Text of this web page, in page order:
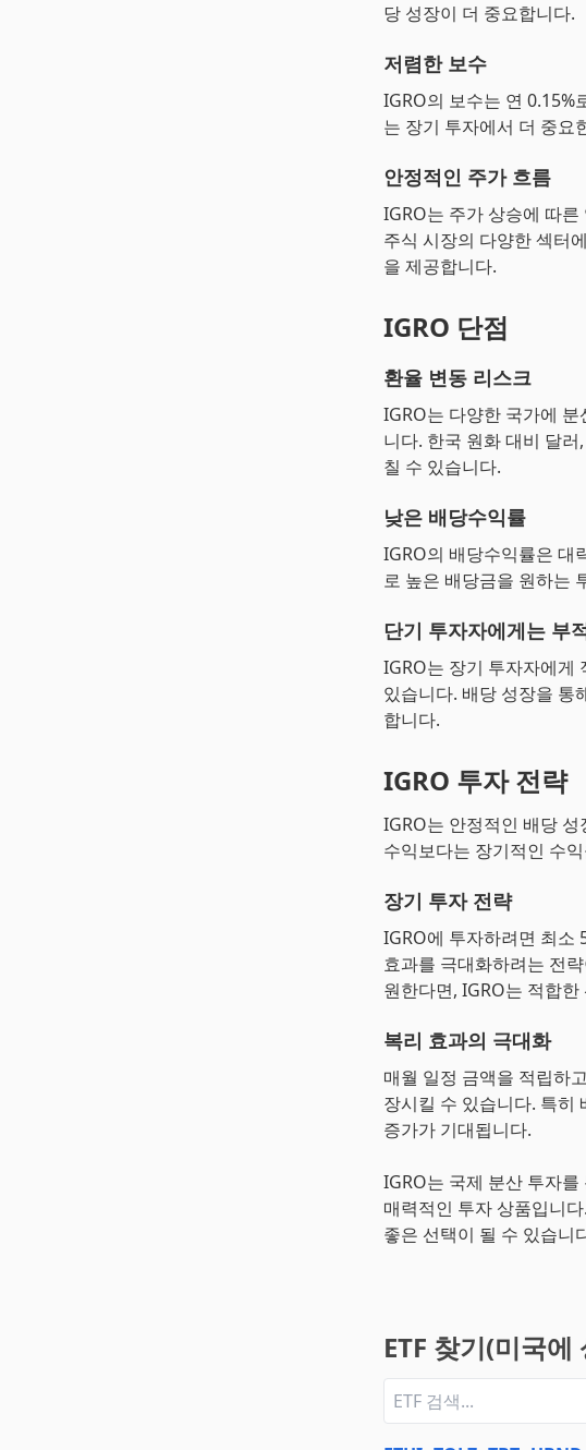
당 성장이 더 중요합니다.
저렴한 보수
IGRO의 보수는 연 0.15%
는 장기 투자에서 더 중요
안정적인 주가 흐름
IGRO는 주가 상승에 따
주식 시장의 다양한 섹터
을 제공합니다.
IGRO 단점
환율 변동 리스크
IGRO는 다양한 국가에
니다. 한국 원화 대비 달
칠 수 있습니다.
낮은 배당수익률
IGRO의 배당수익률은 대
로 높은 배당금을 원하는
단기 투자자에게는 부
IGRO는 장기 투자자에게
있습니다. 배당 성장을 통
합니다.
IGRO 투자 전략
IGRO는 안정적인 배당
수익보다는 장기적인 수
장기 투자 전략
IGRO에 투자하려면 최소
효과를 극대화하려는 전
원한다면, IGRO는 적합
복리 효과의 극대화
매월 일정 금액을 적립하
장시킬 수 있습니다. 특히
증가가 기대됩니다.
IGRO는 국제 분산 투자
매력적인 투자 상품입니
좋은 선택이 될 수 있습니
ETF 찾기(미국에